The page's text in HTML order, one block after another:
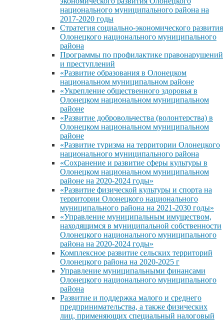
национального муниципального района на
2017-2020 годы
Стратегия социально-экономического развития
Олонецкого национального муниципального
района
Программы по профилактике правонарушений
и преступлений
«Развитие образования в Олонецком
национальном муниципальном районе
«Укрепление общественного здоровья в
Олонецком национальном муниципальном
районе
«Развитие добровольчества (волонтерства) в
Олонецком национальном муниципальном
районе
«Развитие туризма на территории Олонецкого
национального муниципального района
«Сохранение и развитие сферы культуры в
Олонецком национальном муниципальном
районе на 2020-2024 годы»
«Развитие физической культуры и спорта на
территории Олонецкого национального
муниципального района на 2021-2030 годы»
«Управление муниципальным имуществом,
находящимся в муниципальной собственности
Олонецкого национального муниципального
района на 2020-2024 годы»
Комплексное развитие сельских территорий
Олонецкого района на 2020-2025 г
Управление муниципальными финансами
Олонецкого национального муниципального
района
Развитие и поддержка малого и среднего
предпринимательства, а также физических
лиц, применяющих специальный налоговый